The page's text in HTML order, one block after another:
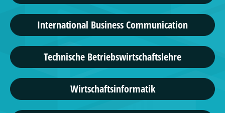
International Business Communication
Technische Betriebswirtschaftslehre
Wirtschaftsinformatik